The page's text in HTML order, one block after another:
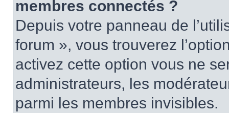
membres connectés ?
Depuis votre panneau de
forum », vous trouverez
activez cette option vous ne
administrateurs, les
parmi les membres invisibles.